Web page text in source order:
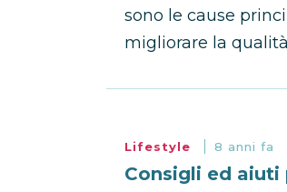
sono le cause
migliorare la
Lifestyle 8 anni fa
Consigli ed